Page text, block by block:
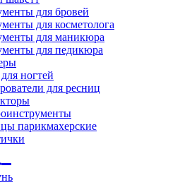
для бровей
для косметолога
для маникюра
для педикюра
ногтей
для ресниц
парикмахерские